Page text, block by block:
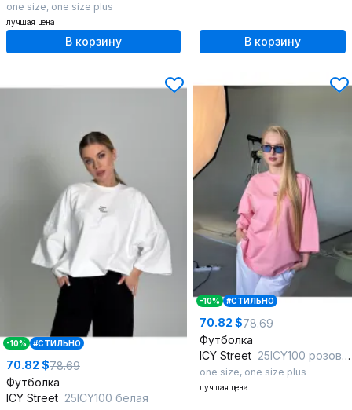
one size, one size plus
лучшая цена
В корзину В корзину
-10% #СТИЛЬНО
70.82 $78.69
Футболка
ICY Street 25ICY100 белая
-10% #СТИЛЬНО
70.82 $78.69
Футболка
ICY Street 25ICY100 розовый
one size, one size plus
лучшая цена